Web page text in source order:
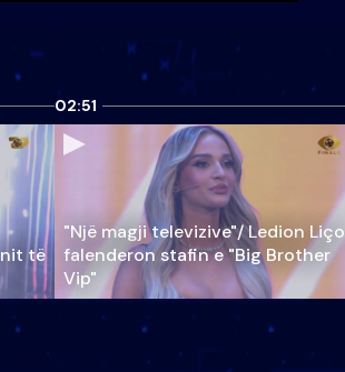
të
02:51
"Një magji televizive"/ Ledion Liço
falenderon stafin e "Big Brother
Vip"